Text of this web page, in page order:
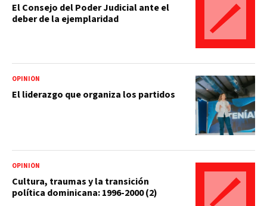
El Consejo del Poder Judicial ante el
deber de la ejemplaridad
OPINIÓN
El liderazgo que organiza los partidos
OPINIÓN
Cultura, traumas y la transición
política dominicana: 1996-2000 (2)